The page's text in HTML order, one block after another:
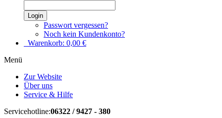
Login
Passwort vergessen?
Noch kein Kundenkonto?
Warenkorb: 0,00 €
Menü
Zur Website
Über uns
Service & Hilfe
Servicehotline:06322 / 9427 - 380